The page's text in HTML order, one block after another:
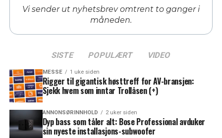
Vi sender ut nyhetsbrev omtrent to ganger i
måneden.
SISTE POPULÆRT VIDEO
MESSE 1 uke siden
Rigger til gigantisk høsttreff for AV-bransjen:
Sjekk hvem som inntar Trollåsen (+)
ANNONSØRINNHOLD 2 uker siden
Dyp bass som tåler alt: Bose Professional avduker
sin nyeste installasjons-subwoofer